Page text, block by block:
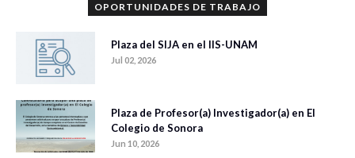
OPORTUNIDADES DE TRABAJO
Plaza del SIJA en el IIS-UNAM
Jul 02, 2026
Plaza de Profesor(a) Investigador(a) en El
Colegio de Sonora
Jun 10, 2026